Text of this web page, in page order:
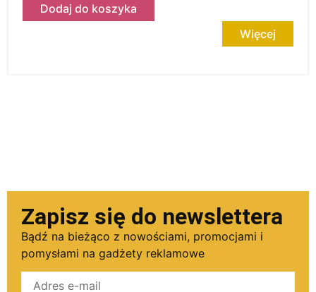
Dodaj do koszyka
Więcej
Zapisz się do newslettera
Bądź na bieżąco z nowościami, promocjami i
pomysłami na gadżety reklamowe